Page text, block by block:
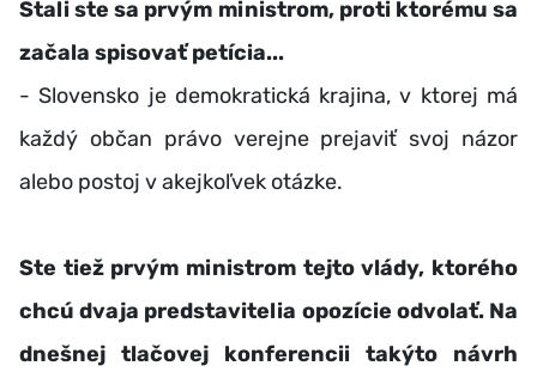
Stali ste sa prvým ministrom, proti ktorému sa
začala spisovať petícia...
- Slovensko je demokratická krajina, v ktorej má
každý občan právo verejne prejaviť svoj názor
alebo postoj v akejkoľvek otázke.
Ste tiež prvým ministrom tejto vlády, ktorého
chcú dvaja predstavitelia opozície odvolať. Na
dnešnej tlačovej konferencii takýto návrh